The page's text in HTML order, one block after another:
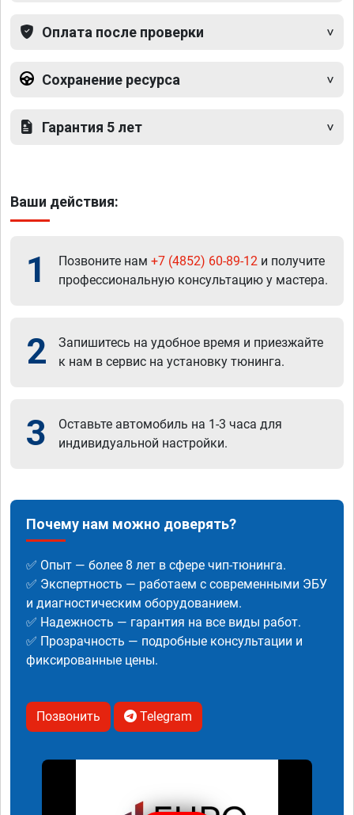
Оплата после проверки
Сохранение ресурса
Гарантия 5 лет
Ваши действия:
1 Позвоните нам +7 (4852) 60-89-12 и получите
профессиональную консультацию у мастера.
2
Запишитесь на удобное время и приезжайте
к нам в сервис на установку тюнинга.
3
Оставьте автомобиль на 1-3 часа для
индивидуальной настройки.
Почему нам можно доверять?
✅ Опыт — более 8 лет в сфере чип-тюнинга.
✅ Экспертность — работаем с современными ЭБУ
и диагностическим оборудованием.
✅ Надежность — гарантия на все виды работ.
✅ Прозрачность — подробные консультации и
фиксированные цены.
Позвонить Telegram